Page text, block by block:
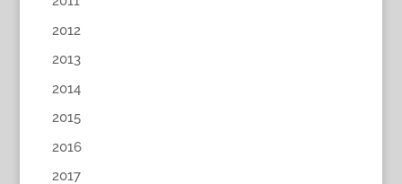
2012
2013
2014
2015
2016
2017